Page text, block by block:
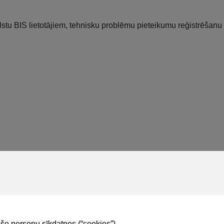
BIS lietotājiem, tehnisku problēmu pieteikumu